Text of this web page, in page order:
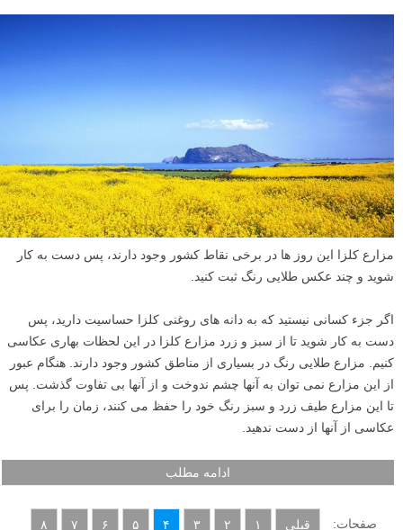
مزارع کلزا این روز ها در برخی نقاط کشور وجود دارند، پس دست به کار
شوید و چند عکس طلایی رنگ ثبت کنید.
اگر جزء کسانی نیستید که به دانه های روغنی کلزا حساسیت دارید، پس
دست به کار شوید تا از سبز و زرد مزارع کلزا در این لحظات بهاری عکاسی
کنیم. مزارع طلایی رنگ در بسیاری از مناطق کشور وجود دارند. هنگام عبور
از این مزارع نمی توان به آنها چشم ندوخت و از آنها بی تفاوت گذشت. پس
تا این مزارع طیف زرد و سبز رنگ خود را حفظ می کنند، زمان را برای
عکاسی از آنها از دست ندهید.
ادامه مطلب
صفحات: قبلی ۱ ۲ ۳ ۴ ۵ ۶ ۷ ۸